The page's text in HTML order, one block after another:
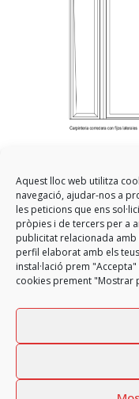
Aquest lloc web utilitza
navegació, ajudar-nos a
les peticions que ens
pròpies i de tercers per a
publicitat relacionada amb
perfil elaborat amb els
instal·lació prem
cookies prement "Mostrar